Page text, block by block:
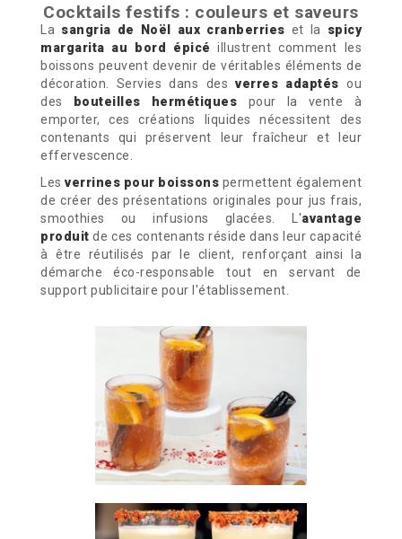
Cocktails festifs : couleurs et saveurs
La sangria de Noël aux cranberries et la spicy
margarita au bord épicé illustrent comment les
boissons peuvent devenir de véritables éléments de
décoration. Servies dans desverres adaptés ou
des
bouteilles hermétiques pour la vente à
emporter, ces créations liquides nécessitent des
contenants qui préservent leur fraîcheur et leur
effervescence.
Lesverrines pour boissons permettent également
de créer des présentations originales pour jus frais,
smoothies ou infusions glacées. L'avantage
produit de ces contenants réside dans leur capacité
à être réutilisés par le client, renforçant ainsi la
démarche éco-responsable tout en servant de
support publicitaire pour l'établissement.